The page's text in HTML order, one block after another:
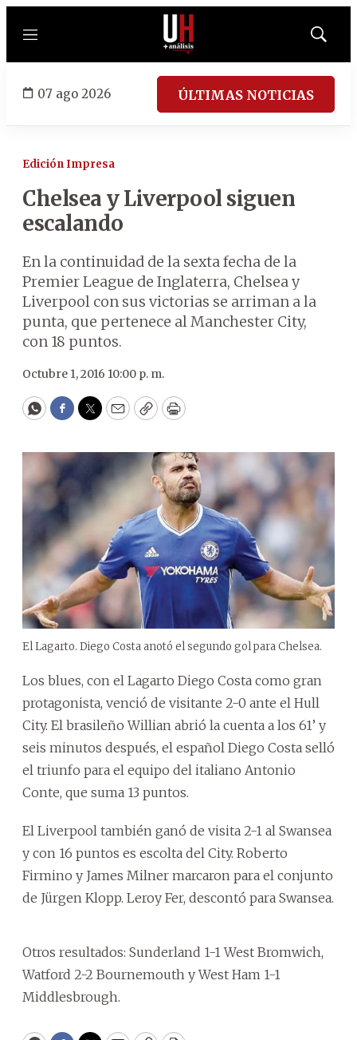
Menú
Mostrar
07 ago 2026 ÚLTIMAS NOTICIAS
Edición Impresa
Chelsea y Liverpool siguen
escalando
En la continuidad de la sexta fecha de la
Premier League de Inglaterra, Chelsea y
Liverpool con sus victorias se arriman a la
punta, que pertenece al Manchester City,
con 18 puntos.
Octubre 1, 2016 10:00 p. m.
WhatsApp
Facebook
Twitter
EmailCopyPrint
El Lagarto. Diego Costa anotó el segundo gol para Chelsea.
Los blues, con el Lagarto Diego Costa como gran
protagonista, venció de visitante 2-0 ante el Hull
City. El brasileño Willian abrió la cuenta a los 61’ y
seis minutos después, el español Diego Costa selló
el triunfo para el equipo del italiano Antonio
Conte, que suma 13 puntos.
El Liverpool también ganó de visita 2-1 al Swansea
y con 16 puntos es escolta del City. Roberto
Firmino y James Milner marcaron para el conjunto
de Jürgen Klopp. Leroy Fer, descontó para Swansea.
Otros resultados: Sunderland 1-1 West Bromwich,
Watford 2-2 Bournemouth y West Ham 1-1
Middlesbrough.